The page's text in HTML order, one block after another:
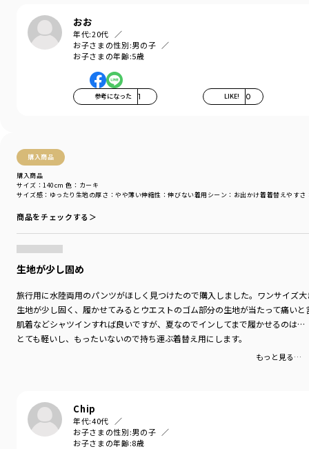
おお
年代:20代
お子さまの性別:男の子
お子さまの年齢:5歳
参考になった 1 LIKE! 0
購入商品
購入商品
サイズ感 ：ゆったり 生地の厚さ ：やや薄い伸縮性 ：伸びない着用シーン ：お出かけ着着替えやすさ
サイズ：140cm 色：カーキ
商品をチェックする＞
生地が少し固め
旅行用に水陸両用のパンツがほしく見つけたので購入しました。ワンサイズ
生地が少し固く、履かせてみるとウエストのゴム部分の生地が当たって痛い
肌着などシャツインすれば良いですが、夏なのでインしてまで履かせるのは…
とても軽いし、もったいないので持ち運ぶ着替え用にします。
もっと見る…
Chip
年代:40代
お子さまの性別:男の子
お子さまの年齢:8歳